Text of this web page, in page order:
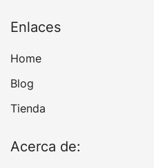
Enlaces
Home
Blog
Tienda
Acerca de: